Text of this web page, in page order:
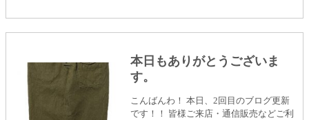
本日もありがとうございま
す。
こんばんわ！ 本日、2回目のブログ更新
です！！ 皆様ご来店・通信販売などご利